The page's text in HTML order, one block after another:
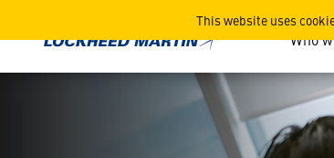
This website uses
Exécution du Who